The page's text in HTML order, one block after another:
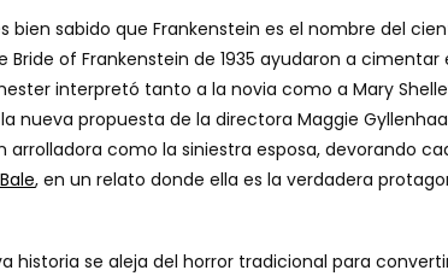
bien sabido que Frankenstein es el nombre del
Bride of Frankenstein de 1935 ayudaron a
interpretó tanto a la novia como a Mary
nueva propuesta de la directora Maggie
arrolladora como la siniestra esposa, devorando
, en un relato donde ella es la verdadera
historia se aleja del horror tradicional para